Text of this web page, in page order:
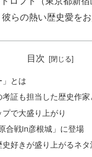
らの熱い歴史愛を
目次
」とは
証も担当した歴史作家
で大盛り上がり
合戦in彦根城」に登場
好きが盛り上がるネ